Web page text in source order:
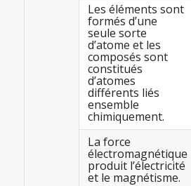
Les éléments sont
formés d’une
seule sorte
d’atome et les
composés sont
constitués
d’atomes
différents liés
ensemble
chimiquement.
La force
électromagnétique
produit l’électricité
et le magnétisme.